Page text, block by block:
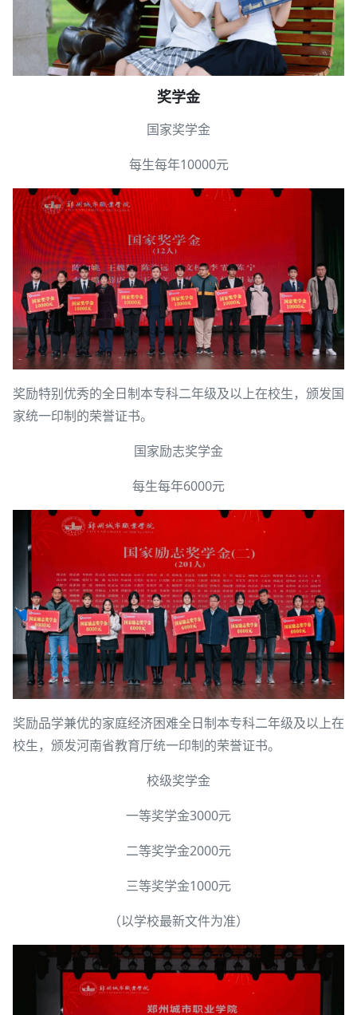
奖学金
国家奖学金
每生每年10000元
奖励特别优秀的全日制本专科二年级及以上在校生，颁发国
家统一印制的荣誉证书。
国家励志奖学金
每生每年6000元
奖励品学兼优的家庭经济困难全日制本专科二年级及以上在
校生，颁发河南省教育厅统一印制的荣誉证书。
校级奖学金
一等奖学金3000元
二等奖学金2000元
三等奖学金1000元
（以学校最新文件为准）